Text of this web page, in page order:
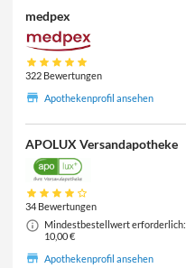
medpex
322 Bewertungen
Apothekenprofil ansehen
APOLUX Versandapotheke
34 Bewertungen
Mindestbestellwert erforderlich:
10,00 €
Apothekenprofil ansehen